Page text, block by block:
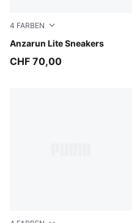
4 FARBEN
Anzarun Lite Sneakers
PUMA White-PUMA White
CHF 70,00